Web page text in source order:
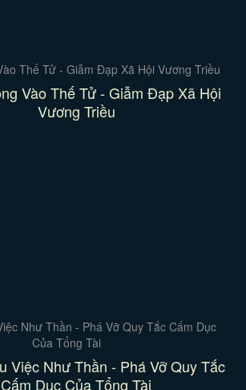
Vào Thế Tử - Giẫm Đạp Xã Hội
Vương Triều
Việc Như Thần - Phá Vỡ Quy Tắc
Cấm Dục Của Tổng Tài